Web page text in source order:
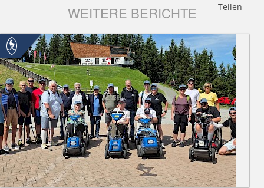
Teilen
WEITERE BERICHTE